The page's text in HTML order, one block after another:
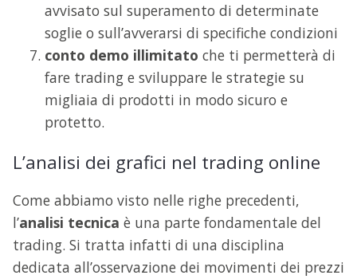
avvisato sul superamento di determinate
soglie o sull’avverarsi di specifiche condizioni
conto demo illimitato che ti permetterà di
fare trading e sviluppare le strategie su
migliaia di prodotti in modo sicuro e
protetto.
L’analisi dei grafici nel trading online
Come abbiamo visto nelle righe precedenti,
l’analisi tecnica è una parte fondamentale del
trading. Si tratta infatti di una disciplina
dedicata all’osservazione dei movimenti dei prezzi